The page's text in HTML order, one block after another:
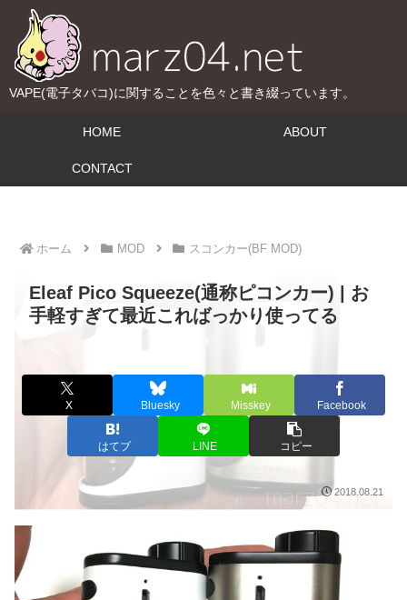
VAPE(電子タバコ)に関することを色々と書き綴っています。
HOME ABOUT
CONTACT
ホーム MOD スコンカー(BF MOD)
Eleaf Pico Squeeze(通称ピコンカー) | お
手軽すぎて最近こればっかり使ってる
X Bluesky Misskey Facebook
はてブ LINE コピー
2018.08.21